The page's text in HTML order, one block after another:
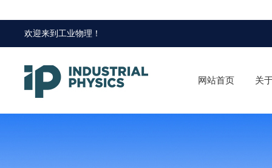
欢迎来到 工业物理 ！
网站首页 关